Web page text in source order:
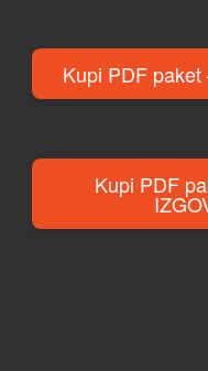
Kupi PDF
Kupi PDF